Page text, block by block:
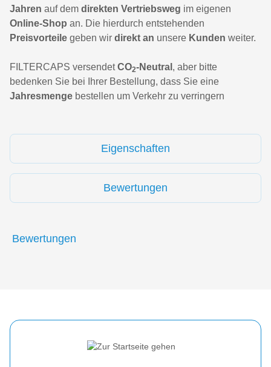
Jahren auf dem direkten Vertriebsweg im eigenen
Online-Shop an. Die hierdurch entstehenden
Preisvorteile geben wir direkt an unsere Kunden weiter.
FILTERCAPS versendetCO2-Neutral , aber bitte
bedenken Sie bei Ihrer Bestellung, dass Sie eine
Jahresmenge bestellen um Verkehr zu verringern
Eigenschaften
Bewertungen
Bewertungen